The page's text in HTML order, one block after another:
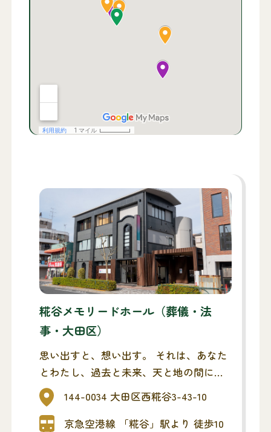
糀谷メモリードホール（葬儀・法
事・大田区）
思い出すと、想い出す。 それは、あなた
とわたし、過去と未来、天と地の間には
さんだひとときの「しおり」 洗練された
都会的でモダンな空間。家族葬専用の葬
祭ホールです。 葬儀という人生の節目に
144-0034 大田区西糀谷3-43-10
京急空港線 「糀谷」駅より 徒歩10